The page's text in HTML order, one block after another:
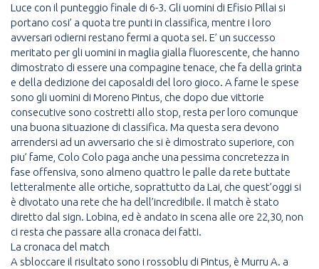
Luce con il punteggio finale di 6-3. Gli uomini di Efisio Pillai si
portano cosi’ a quota tre punti in classifica, mentre i loro
avversari odierni restano fermi a quota sei. E’ un successo
meritato per gli uomini in maglia gialla fluorescente, che hanno
dimostrato di essere una compagine tenace, che fa della grinta
e della dedizione dei caposaldi del loro gioco. A farne le spese
sono gli uomini di Moreno Pintus, che dopo due vittorie
consecutive sono costretti allo stop, resta per loro comunque
una buona situazione di classifica. Ma questa sera devono
arrendersi ad un avversario che si è dimostrato superiore, con
piu’ fame, Colo Colo paga anche una pessima concretezza in
fase offensiva, sono almeno quattro le palle da rete buttate
letteralmente alle ortiche, soprattutto da Lai, che quest’oggi si
è divotato una rete che ha dell’incredibile. Il match è stato
diretto dal sign. Lobina, ed è andato in scena alle ore 22,30, non
ci resta che passare alla cronaca dei fatti.
La cronaca del match
A sbloccare il risultato sono i rossoblu di Pintus, è Murru A. a